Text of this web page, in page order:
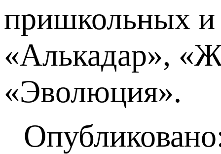
пришкольных и
«Алькадар»,
«Эволюция».